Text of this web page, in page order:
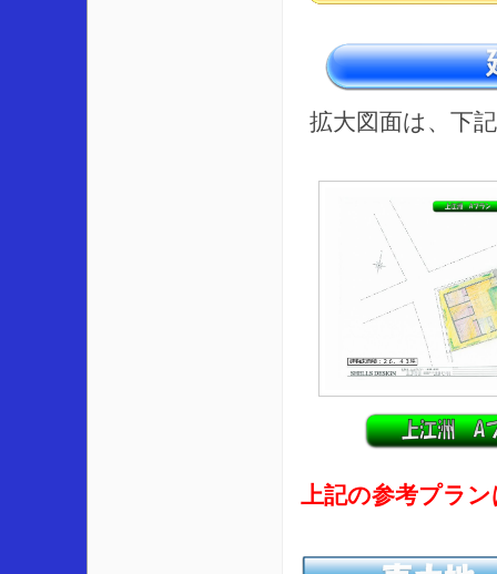
拡大図面は、下
上記の参考プラ